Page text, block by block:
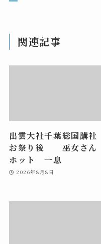
関連記事
出雲大社千葉総国講社
お祭り後 巫女さん
ホット 一息
2026年8月8日